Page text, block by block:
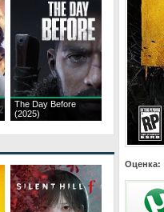
The Day Before
(2025)
Оценка: